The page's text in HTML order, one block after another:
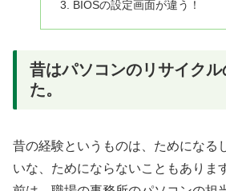
BIOSの設定画面が違う！
昔はパソコンのリサイク
た。
昔の経験というものは、ためになる
いな、ためにならないこともありま